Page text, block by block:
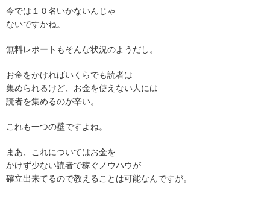
今では１０名いかないんじゃ
ないですかね。
無料レポートもそんな状況のようだし。
お金をかければいくらでも読者は
集められるけど、お金を使えない人には
読者を集めるのが辛い。
これも一つの壁ですよね。
まあ、これについてはお金を
かけず少ない読者で稼ぐノウハウが
確立出来てるので教えることは可能なんですが。